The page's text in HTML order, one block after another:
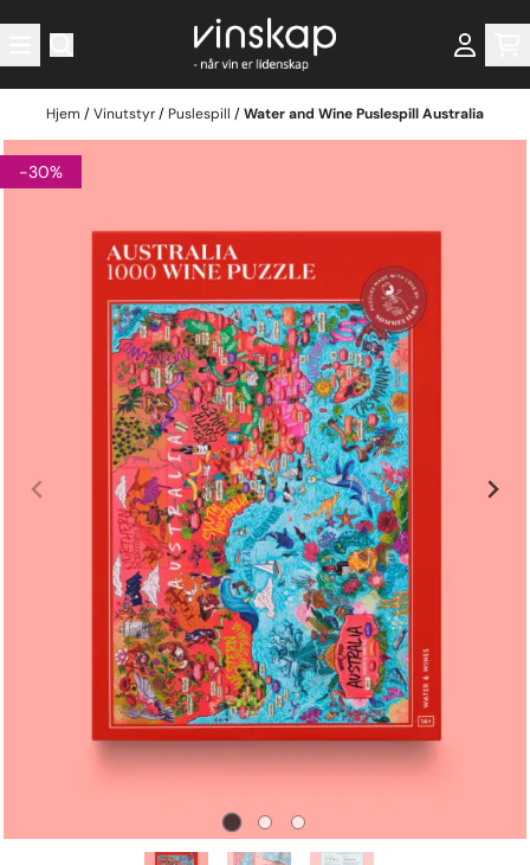
Hopp til innhold
Hjem /Vinutstyr/ Puslespill /Water and Wine Puslespill Australia
-30%